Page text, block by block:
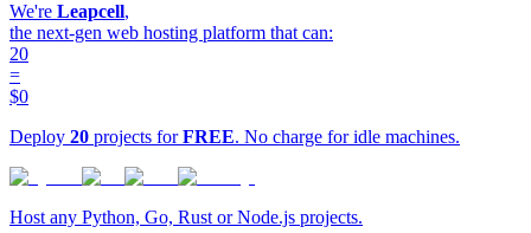
We're Leapcell,
the next-gen web hosting platform that can:
20
=
$0
Deploy 20 projects forFREE. No charge for idle machines.
Host any Python, Go, Rust or Node.js projects.